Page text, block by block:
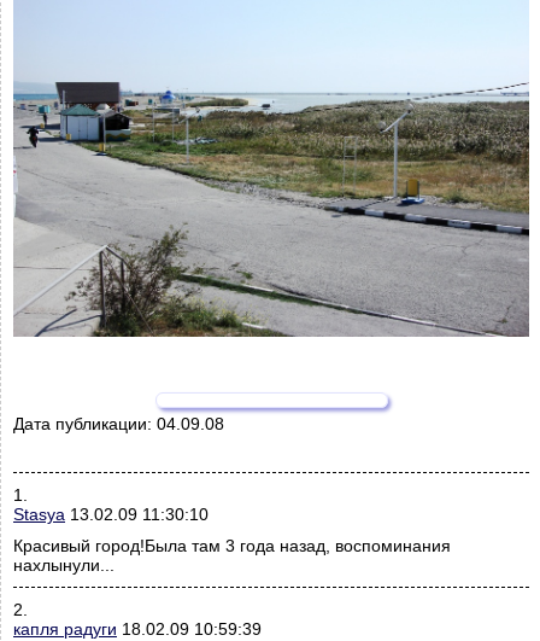
Дата публикации: 04.09.08
1.
Stasya 13.02.09 11:30:10
Красивый город!Была там 3 года назад, воспоминания
нахлынули...
2.
капля радуги 18.02.09 10:59:39